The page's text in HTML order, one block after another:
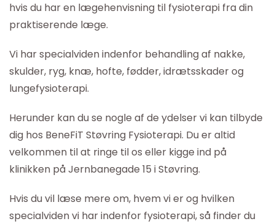
hvis du har en lægehenvisning til fysioterapi fra din
praktiserende læge.
Vi har specialviden indenfor behandling af nakke,
skulder, ryg, knæ, hofte, fødder, idrætsskader og
lungefysioterapi.
Herunder kan du se nogle af de ydelser vi kan tilbyde
dig hos BeneFiT Støvring Fysioterapi. Du er altid
velkommen til at ringe til os eller kigge ind på
klinikken på Jernbanegade 15 i Støvring.
Hvis du vil læse mere om, hvem vi er og hvilken
specialviden vi har indenfor fysioterapi, så finder du